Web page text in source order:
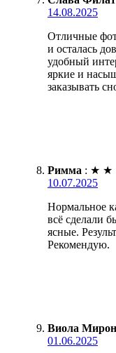
14.08.2025
Отличные
и осталась
удобный
яркие и
заказывать
Римма : ★ ★
10.07.2025
Нормальное
всё сделали
ясные.
Рекомендую.
Виола
01.06.2025